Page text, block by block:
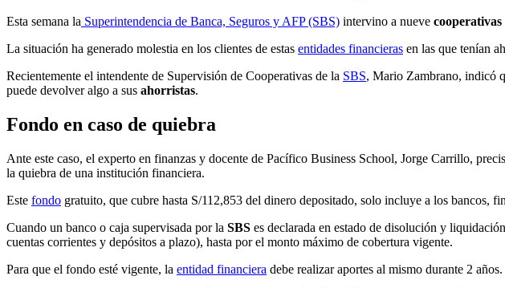
Esta semana la Superintendencia de Banca, Seguros y AFP (SBS) intervino a nueve
La situación ha generado molestia en los clientes de estas entidades financieras en las que tenían
Recientemente el intendente de Supervisión de Cooperativas de la SBS, Mario Zambrano, indicó
puede devolver algo a sus ahorristas.
Fondo en caso de quiebra
Ante este caso, el experto en finanzas y docente de Pacífico Business School, Jorge Carrillo,
la quiebra de una institución financiera.
Este fondo gratuito, que cubre hasta S/112,853 del dinero depositado, solo incluye a los bancos,
Cuando un banco o caja supervisada por la SBS es declarada en estado de disolución y
cuentas corrientes y depósitos a plazo), hasta por el monto máximo de cobertura vigente.
Para que el fondo esté vigente, la entidad financiera debe realizar aportes al mismo durante 2 años.